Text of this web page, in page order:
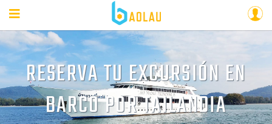
RESERVA TU EXCURSIÓN EN
BARCO POR TAILANDIA